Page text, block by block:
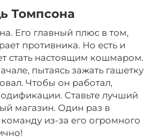
Томпсона
Его главный плюс в том,
противника. Но есть и
стать настоящим кошмаром.
пытаясь зажать гашетку
Чтобы он работал,
Ставьте лучший
магазин. Один раз в
из-за его огромного